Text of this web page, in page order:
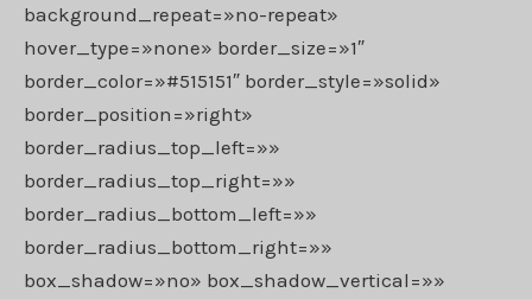
background_repeat=»no-repeat»
hover_type=»none» border_size=»1″
border_color=»#515151″ border_style=»solid»
border_position=»right»
border_radius_top_left=»»
border_radius_top_right=»»
border_radius_bottom_left=»»
border_radius_bottom_right=»»
box_shadow=»no» box_shadow_vertical=»»